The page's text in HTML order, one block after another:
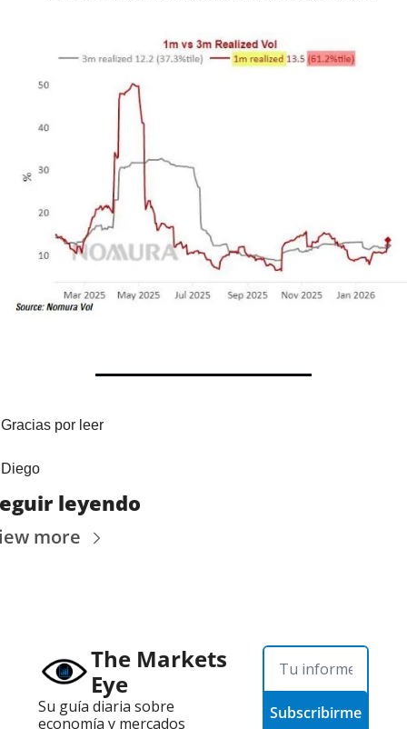
Gracias por leer
Diego
leyendo
more
The Markets
Eye
Su guía diaria sobre
economía y mercados
Subscribirme